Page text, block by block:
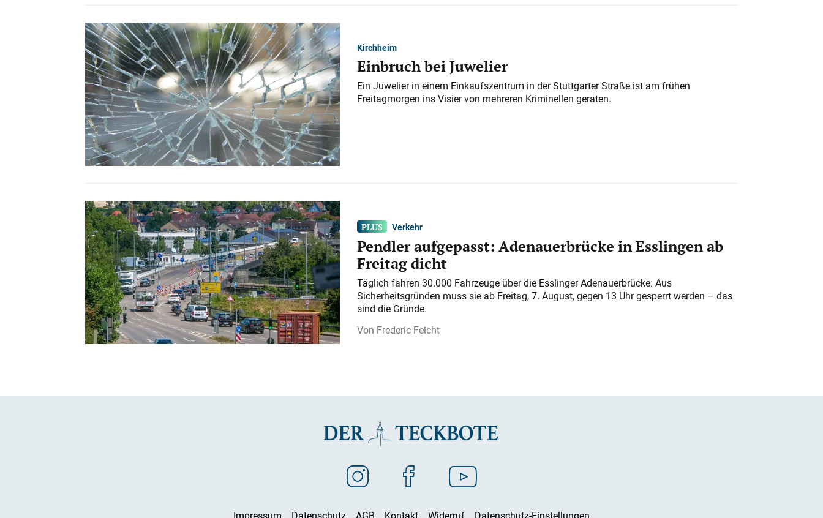
Kirchheim
Einbruch bei Juwelier
Ein Juwelier in einem Einkaufszentrum in der Stuttgarter Straße ist am frühen
Freitagmorgen ins Visier von mehreren Kriminellen geraten.
Verkehr
Pendler aufgepasst: Adenauerbrücke in Esslingen ab
Freitag dicht
Täglich fahren 30.000 Fahrzeuge über die Esslinger Adenauerbrücke. Aus
Sicherheitsgründen muss sie ab Freitag, 7. August, gegen 13 Uhr gesperrt werden – das
sind die Gründe.
Frederic Feicht
Impressum Datenschutz AGB Kontakt Widerruf Datenschutz-Einstellungen